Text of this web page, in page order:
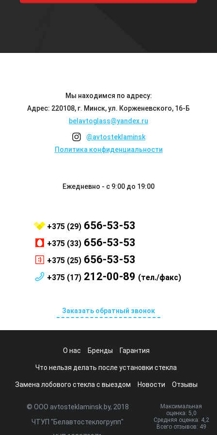
Мы находимся по адресу:
Адрес: 220108, г. Минск, ул. Корженевского, 16-Б
belavtoglass@yandex.ru
@avtosteklaminsk
Политика конфиденциальности
Ежедневно - с 9:00 до 19:00
+375 (29) 656-53-53
+375 (33) 656-53-53
+375 (25) 656-53-53
+375 (17) 212-00-89 (тел./факс)
Заказать обратный звонок
О нас Бренды Гарантия
Что нельзя делать после установки стекла
Замена лобового стекла с выездом Новости Отзывы
© ООО avtosteklaminsk.by, 2018
ЧТУП "Белавтостеклогрупп"
Максимальная
оценка: 5,0
Средняя оценка: 4,2
Всего отзывов: 49